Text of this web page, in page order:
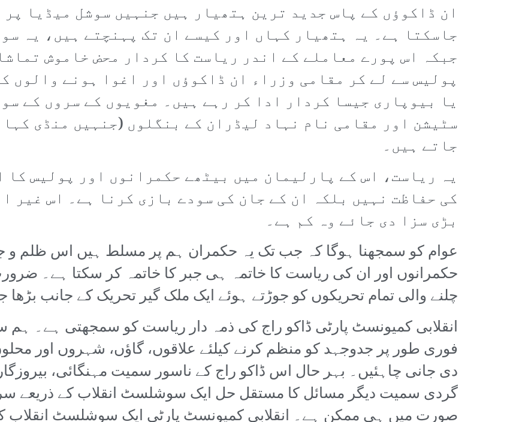
ان ڈاکوؤں کے پاس جدید ترین ہتھیار ہیں جنہیں سوشل میڈیا
جاسکتا ہے۔ یہ ہتھیار کہاں اور کیسے ان تک پہنچتے ہیں، یہ
جبکہ اس پورے معاملے کے اندر ریاست کا کردار محض خاموش
پولیس سے لے کر مقامی وزراء ان ڈاکوؤں اور اغوا ہونے والوں
یا بیوپاری جیسا کردار ادا کر رہے ہیں۔ مغویوں کے سروں کے
سٹیشن اور مقامی نام نہاد لیڈران کے بنگلوں (جنہیں منڈی
جاتے ہیں۔
یہ ریاست، اس کے پارلیمان میں بیٹھے حکمرانوں اور پولیس کا
کی حفاظت نہیں بلکہ ان کے جان کی سودے بازی کرنا ہے۔ اس غیر
بڑی سزا دی جائے وہ کم ہے۔
عوام کو سمجھنا ہوگا کہ جب تک یہ حکمران ہم پر مسلط ہیں اس ظلم و
حکمرانوں اور ان کی ریاست کا خاتمہ ہی جبر کا خاتمہ کر سکتا ہے۔
چلنے والی تمام تحریکوں کو جوڑتے ہوئے ایک ملک گیر تحریک کے جانب بڑھا
انقلابی کمیونسٹ پارٹی ڈاکو راج کی ذمہ دار ریاست کو سمجھتی ہے۔
فوری طور پر جدوجہد کو منظم کرنے کیلئے علاقوں، گاؤں، شہروں اور
دی جانی چاہئیں۔ بہر حال اس ڈاکو راج کے ناسور سمیت مہنگائی،
گردی سمیت دیگر مسائل کا مستقل حل ایک سوشلسٹ انقلاب کے ذریعے
صورت میں ہی ممکن ہے۔ انقلابی کمیونسٹ پارٹی ایک سوشلسٹ انقلاب